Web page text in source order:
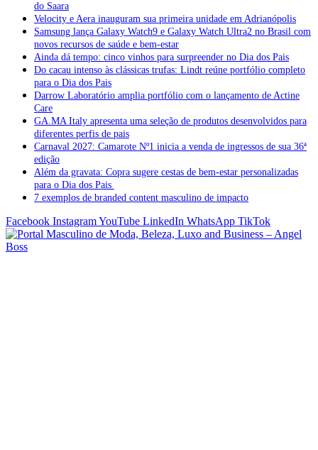
do Saara
Velocity e Aera inauguram sua primeira unidade em Adrianópolis
Samsung lança Galaxy Watch9 e Galaxy Watch Ultra2 no Brasil com
novos recursos de saúde e bem-estar
Ainda dá tempo: cinco vinhos para surpreender no Dia dos Pais
Do cacau intenso às clássicas trufas: Lindt reúne portfólio completo
para o Dia dos Pais
Darrow Laboratório amplia portfólio com o lançamento de Actine
Care
GA.MA Italy apresenta uma seleção de produtos desenvolvidos para
diferentes perfis de pais
Carnaval 2027: Camarote Nº1 inicia a venda de ingressos de sua 36ª
edição
Além da gravata: Copra sugere cestas de bem-estar personalizadas
para o Dia dos Pais
7 exemplos de branded content masculino de impacto
Facebook InstagramYouTube LinkedIn WhatsApp TikTok